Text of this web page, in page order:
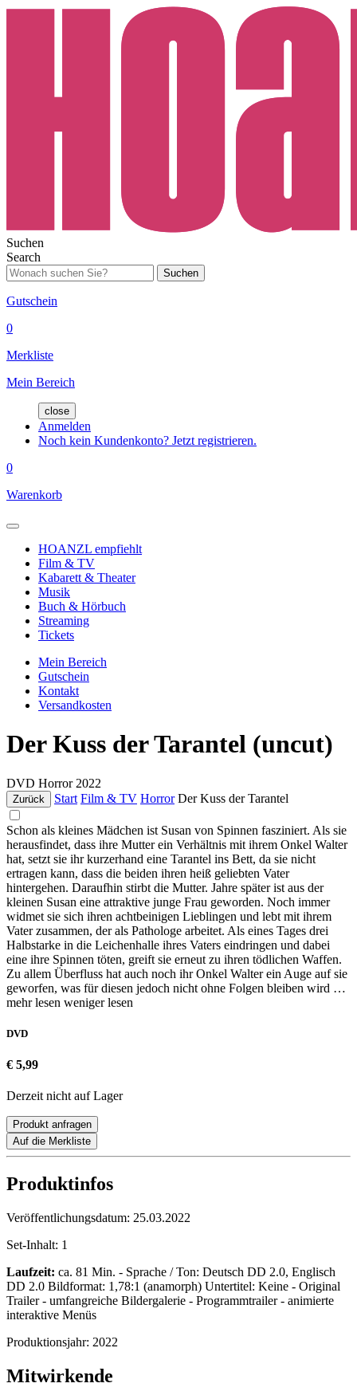
Suchen
Search
Suchen
Gutschein
0
Merkliste
Mein Bereich
close
Anmelden
Noch kein Kundenkonto? Jetzt registrieren.
0
Warenkorb
HOANZL empfiehlt
Film & TV
Kabarett & Theater
Musik
Buch & Hörbuch
Streaming
Tickets
Mein Bereich
Gutschein
Kontakt
Versandkosten
Der Kuss der Tarantel (uncut)
DVD Horror 2022
Zurück Start Film & TV Horror Der Kuss der Tarantel
Schon als kleines Mädchen ist Susan von Spinnen fasziniert. Als sie
herausfindet, dass ihre Mutter ein Verhältnis mit ihrem Onkel Walter
hat, setzt sie ihr kurzerhand eine Tarantel ins Bett, da sie nicht
ertragen kann, dass die beiden ihren heiß geliebten Vater
hintergehen. Daraufhin stirbt die Mutter. Jahre später ist aus der
kleinen Susan eine attraktive junge Frau geworden. Noch immer
widmet sie sich ihren achtbeinigen Lieblingen und lebt mit ihrem
Vater zusammen, der als Pathologe arbeitet. Als eines Tages drei
Halbstarke in die Leichenhalle ihres Vaters eindringen und dabei
eine ihre Spinnen töten, greift sie erneut zu ihren tödlichen Waffen.
Zu allem Überfluss hat auch noch ihr Onkel Walter ein Auge auf sie
geworfen, was für diesen jedoch nicht ohne Folgen bleiben wird …
mehr lesen weniger lesen
DVD
€ 5,99
Derzeit nicht auf Lager
Produkt anfragen
Auf die Merkliste
Produktinfos
Veröffentlichungsdatum: 25.03.2022
Set-Inhalt: 1
Laufzeit: ca. 81 Min. - Sprache / Ton: Deutsch DD 2.0, Englisch
DD 2.0 Bildformat: 1,78:1 (anamorph) Untertitel: Keine - Original
Trailer - umfangreiche Bildergalerie - Programmtrailer - animierte
interaktive Menüs
Produktionsjahr: 2022
Mitwirkende